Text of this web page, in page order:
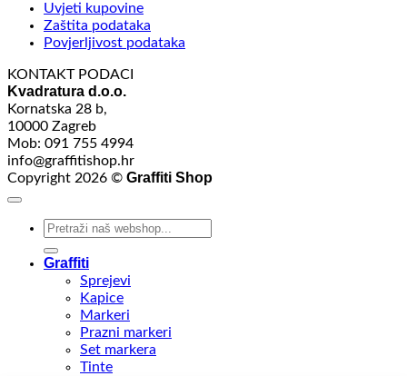
Uvjeti kupovine
Zaštita podataka
Povjerljivost podataka
KONTAKT PODACI
Kvadratura d.o.o.
Kornatska 28 b,
10000 Zagreb
Mob: 091 755 4994
info@graffitishop.hr
Copyright 2026 © Graffiti Shop
Search
Graffiti
Sprejevi
Kapice
Markeri
Prazni markeri
Set markera
Tinte